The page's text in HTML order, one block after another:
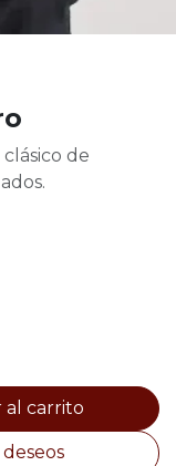
de
al carrito